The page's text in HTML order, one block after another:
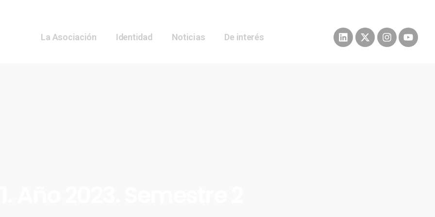
La Asociación Identidad Noticias De interés